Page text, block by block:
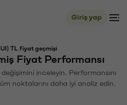
Giriş yap
TL fiyat geçmişi
Fiyat Performansı
inceleyin. Performansını
noktalarını daha iyi analiz edin.